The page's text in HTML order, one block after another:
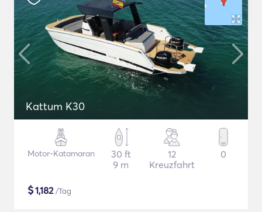
Kattum K30
Motor-Katamaran
30 ft
9 m
12
Kreuzfahrt
0
$1,182/Tag